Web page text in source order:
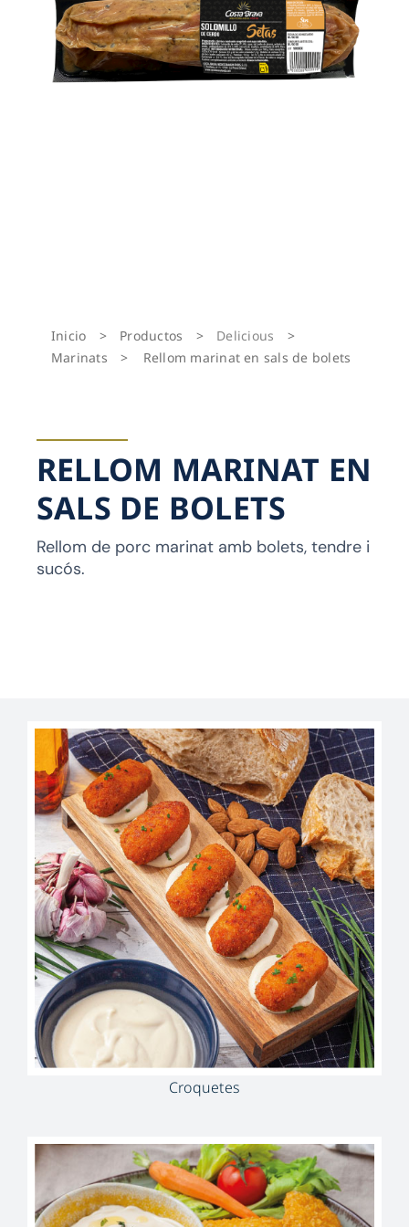
Inicio > Productos > Delicious
>
Marinats
> Rellom marinat en sals de bolets
RELLOM MARINAT EN
SALS DE BOLETS
Rellom de porc marinat amb bolets, tendre i
sucós.
Croquetes